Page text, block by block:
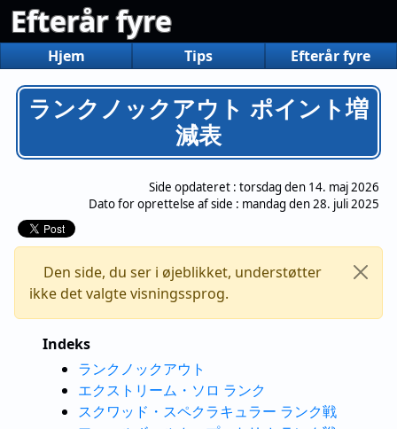
Efterår fyre
Hjem Tips Efterår fyre
ランクノックアウト ポイント増
減表
Side opdateret : torsdag den 14. maj 2026
Dato for oprettelse af side : mandag den 28. juli 2025
Den side, du ser i øjeblikket, understøtter
ikke det valgte visningssprog.
Indeks
ランクノックアウト
エクストリーム・ソロ ランク
スクワッド・スペクラキュラー ランク戦